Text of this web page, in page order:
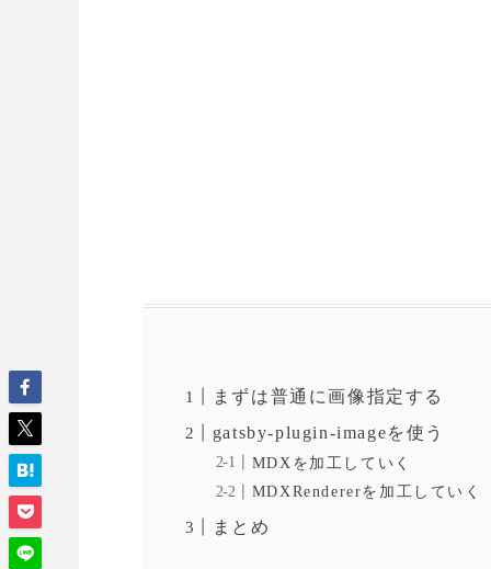
まずは普通に画像指定する
gatsby-plugin-imageを使う
MDXを加工していく
MDXRendererを加工していく
まとめ